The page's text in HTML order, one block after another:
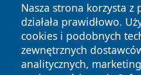
Nasza strona korzysta z
działała prawidłowo.
cookies i podobnych
zewnętrznych
analitycznych,
Copyright © 2026 olkuszonline.pl
zastrzeżone.